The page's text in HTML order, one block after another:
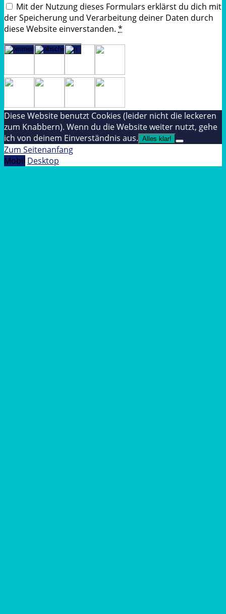
Mit der Nutzung dieses Formulars erklärst du dich mit
der Speicherung und Verarbeitung deiner Daten durch
diese Website einverstanden. *
Diese Website benutzt Cookies (leider nicht die leckeren
zum Knabbern). Wenn du die Website weiter nutzt, gehe
ich von deinem Einverständnis aus. Alles klar!
Zum Seitenanfang
Mobil Desktop